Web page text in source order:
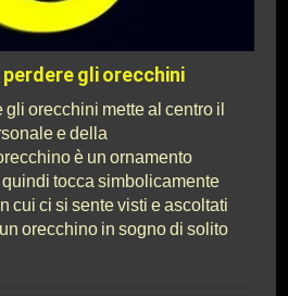
perdere gli orecchini
orecchini mette al centro il
e della
è un ornamento
tocca simbolicamente
cui ci si sente visti e ascoltati
orecchino in sogno di solito